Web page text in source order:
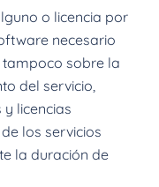
o licencia por
necesario
tampoco sobre la
del servicio,
licencias
los servicios
la duración de